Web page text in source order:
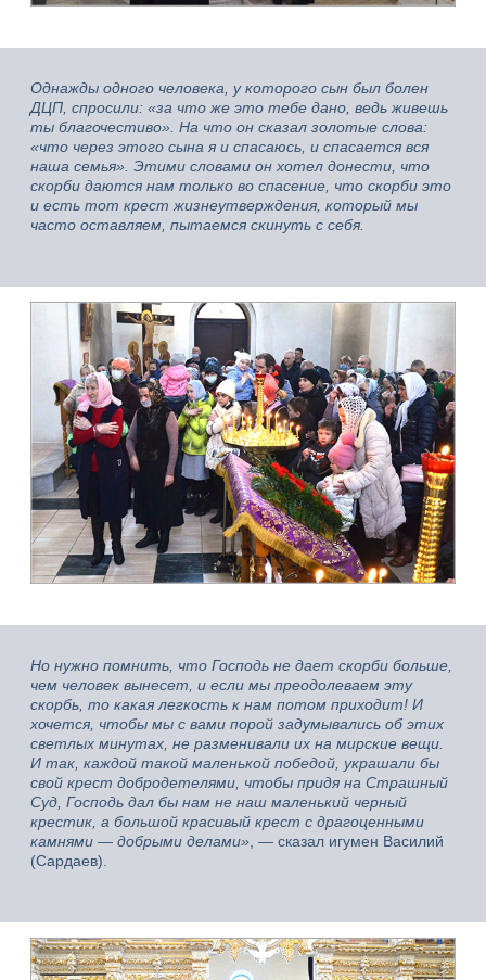
Однажды одного человека, у которого сын был болен
ДЦП, спросили: «за что же это тебе дано, ведь живешь
ты благочестиво». На что он сказал золотые слова:
«что через этого сына я и спасаюсь, и спасается вся
наша семья». Этими словами он хотел донести, что
скорби даются нам только во спасение, что скорби это
и есть тот крест жизнеутверждения, который мы
часто оставляем, пытаемся скинуть с себя.
Но нужно помнить, что Господь не дает скорби больше,
чем человек вынесет, и если мы преодолеваем эту
скорбь, то какая легкость к нам потом приходит! И
хочется, чтобы мы с вами порой задумывались об этих
светлых минутах, не разменивали их на мирские вещи.
И так, каждой такой маленькой победой, украшали бы
свой крест добродетелями, чтобы придя на Страшный
Суд, Господь дал бы нам не наш маленький черный
крестик, а большой красивый крест с драгоценными
камнями — добрыми делами» , — сказал игумен Василий
(Сардаев).